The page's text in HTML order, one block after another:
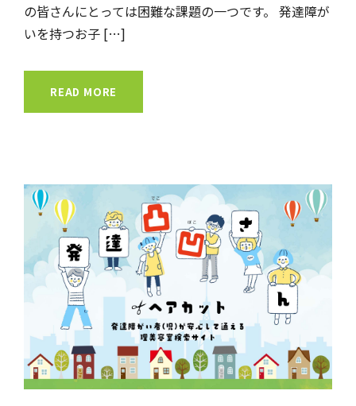
の皆さんにとっては困難な課題の一つです。 発達障が
いを持つお子 […]
READ MORE